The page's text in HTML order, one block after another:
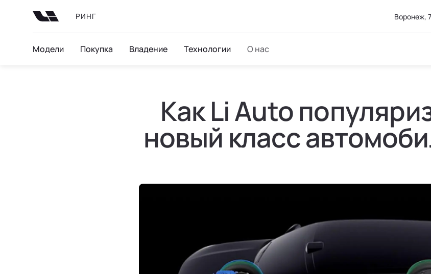
РИНГ Воронеж,
Модели Покупка Владение Технологии О нас
Как Li Auto
новый класс